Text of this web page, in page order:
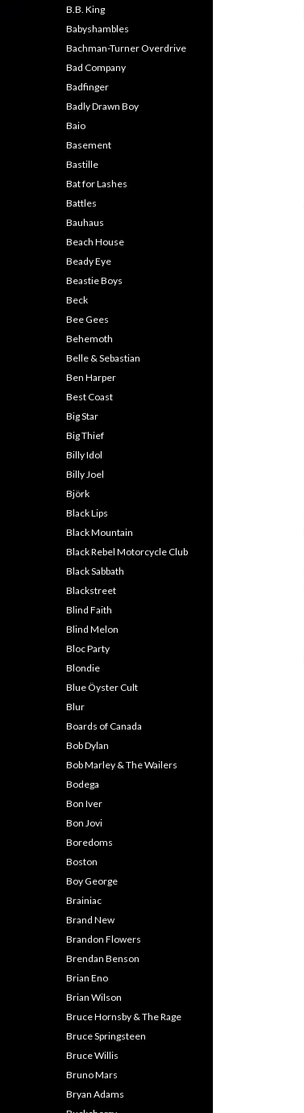
B.B. King
Babyshambles
Bachman-Turner Overdrive
Bad Company
Badfinger
Badly Drawn Boy
Baio
Basement
Bastille
Bat for Lashes
Battles
Bauhaus
Beach House
Beady Eye
Beastie Boys
Beck
Bee Gees
Behemoth
Belle & Sebastian
Ben Harper
Best Coast
Big Star
Big Thief
Billy Idol
Billy Joel
Björk
Black Lips
Black Mountain
Black Rebel Motorcycle Club
Black Sabbath
Blackstreet
Blind Faith
Blind Melon
Bloc Party
Blondie
Blue Öyster Cult
Blur
Boards of Canada
Bob Dylan
Bob Marley & The Wailers
Bodega
Bon Iver
Bon Jovi
Boredoms
Boston
Boy George
Brainiac
Brand New
Brandon Flowers
Brendan Benson
Brian Eno
Brian Wilson
Bruce Hornsby & The Rage
Bruce Springsteen
Bruce Willis
Bruno Mars
Bryan Adams